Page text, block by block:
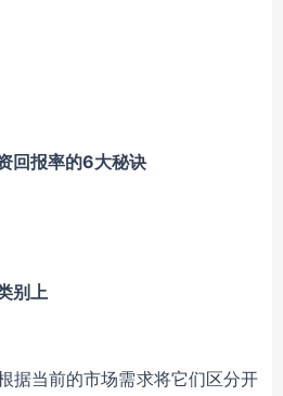
回报率的6大秘诀
别上
据当前的市场需求将它们区分开